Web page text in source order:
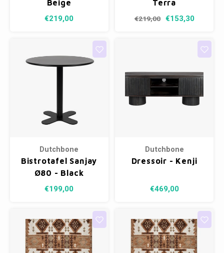
Beige
€219,00
Terra
€219,00 €153,30
Dutchbone
Bistrotafel Sanjay
Ø80 - Black
€199,00
Dutchbone
Dressoir - Kenji
€469,00